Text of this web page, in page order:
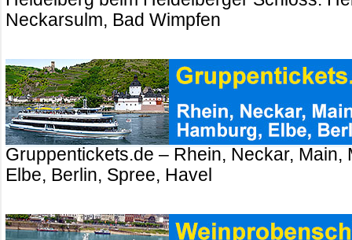
Neckarsulm, Bad Wimpfen
Gruppentickets.de – Rhein, Neckar, Main,
Elbe, Berlin, Spree, Havel